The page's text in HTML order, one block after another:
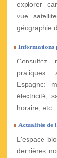
explorer:
vue
géographie
Informations
Consultez
Espagne:
électricité,
horaire, etc.
Actualités de
L'espace
dernières